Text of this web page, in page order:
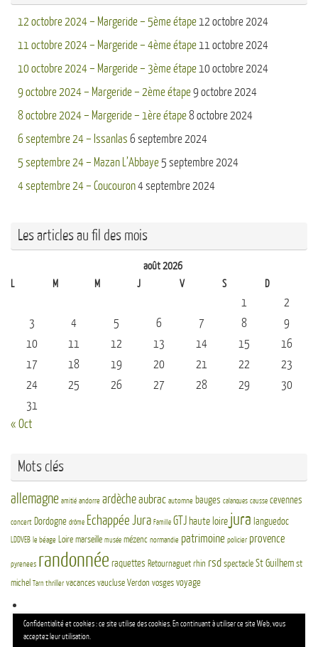
12 octobre 2024 – Margeride – 5ème étape12 octobre 2024
11 octobre 2024 – Margeride – 4ème étape11 octobre 2024
10 octobre 2024 – Margeride – 3ème étape10 octobre 2024
9 octobre 2024 – Margeride – 2ème étape9 octobre 2024
8 octobre 2024 – Margeride – 1ère étape8 octobre 2024
6 septembre 24 – Issanlas 6 septembre 2024
5 septembre 24 – Mazan L’Abbaye 5 septembre 2024
4 septembre 24 – Coucouron4 septembre 2024
Les articles au fil des mois
août 2026
L
M M J V S D
1
2
3
4 5 6 7 8
9
10
11 12 13 14 15
16
17
18 19 20 21 22
23
24
25 26 27 28 29
30
31
« Oct
Mots clés
allemagne amitié andorre ardècheaubrac automne bauges calanques causse cevennes
concert Dordogne drôme Echappée Jura Famille GTJ haute loire jura languedoc
LDDVEB le béage Loire marseille musée mézenc normandie patrimoine policier provence
pyrenees randonnée raquettes Retournaguet rhin rsd spectacle St Guilhem st
michel
Tarn thriller vacances vaucluse Verdon vosges voyage
Confidentialité et cookies : ce site utilise des cookies. En continuant à utiliser ce site Web, vous
acceptez leur utilisation.